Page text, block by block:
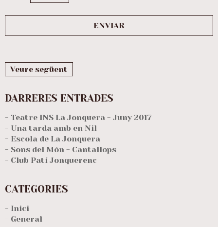
Veure següent
DARRERES ENTRADES
- Teatre INS La Jonquera - Juny 2017
- Una tarda amb en Nil
- Escola de La Jonquera
- Sons del Món - Cantallops
- Club Patí Jonquerenc
CATEGORIES
- Inici
- General